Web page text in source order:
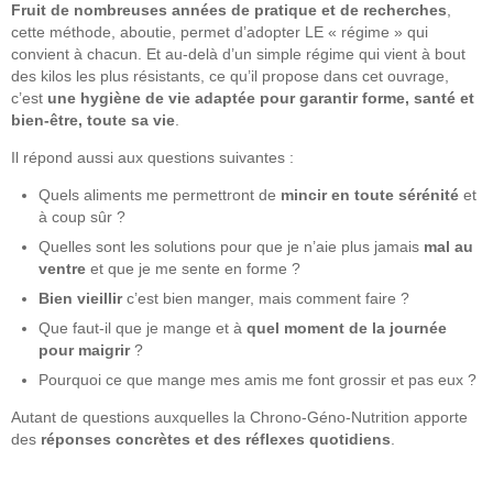
Fruit de nombreuses années de pratique et de recherches
cette méthode, aboutie, permet d’adopter LE « régime » qui
convient à chacun. Et au-delà d’un simple régime qui vient à bout
des kilos les plus résistants, ce qu’il propose dans cet ouvrage,
c’est une hygiène de vie adaptée pour garantir forme, santé et
bien-être, toute sa vie
Il répond aussi aux questions suivantes :
Quels aliments me permettront de mincir en toute sérénité et
à coup sûr ?
Quelles sont les solutions pour que je n’aie plus jamais mal au
ventre et que je me sente en forme ?
Bien vieillirc’est bien manger, mais comment faire ?
Que faut-il que je mange et à quel moment de la journée
pour maigrir?
Pourquoi ce que mange mes amis me font grossir et pas eux ?
Autant de questions auxquelles la Chrono-Géno-Nutrition apporte
des réponses concrètes et des réflexes quotidiens